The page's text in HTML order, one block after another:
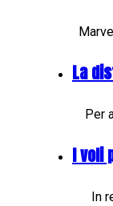
La
Per
I voli
In